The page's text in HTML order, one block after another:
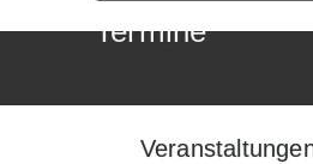
Termine